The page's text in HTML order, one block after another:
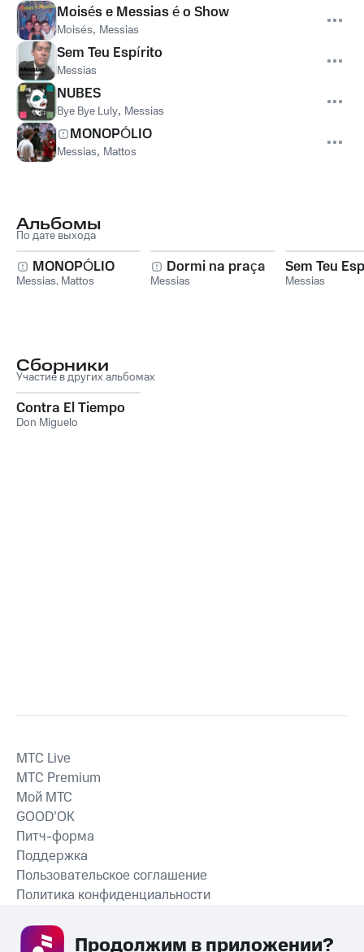
Moisés e Messias é o Show
Moisés, Messias
Sem Teu Espírito
Messias
NUBES
Bye Bye Luly, Messias
MONOPÓLIO
Messias, Mattos
Альбомы
По дате выхода
MONOPÓLIO
Messias, Mattos
Dormi na praça
Messias
Sem Teu
Messias
Сборники
Участие в других альбомах
Contra El Tiempo
Don Miguelo
СКАЧАТЬ ПРИЛОЖЕНИЕ
MTС Live
MTС Premium
Мой МТС
GOOD’OK
Питч-форма
Поддержка
Пользовательское соглашение
Политика конфиденциальности